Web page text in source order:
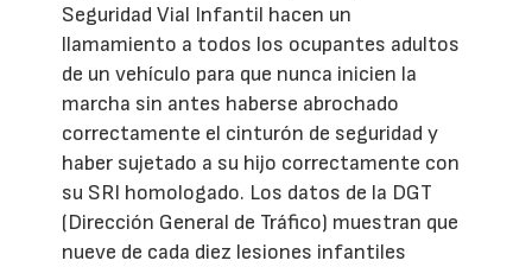
Seguridad Vial Infantil hacen un
llamamiento a todos los ocupantes adultos
de un vehículo para que nunca inicien la
marcha sin antes haberse abrochado
correctamente el cinturón de seguridad y
haber sujetado a su hijo correctamente con
su SRI homologado. Los datos de la DGT
(Dirección General de Tráfico) muestran que
nueve de cada diez lesiones infantiles